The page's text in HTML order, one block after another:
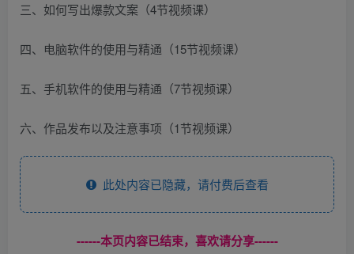
三、如何写出爆款文案（4节视频课）
四、电脑软件的使用与精通（15节视频课）
五、手机软件的使用与精通（7节视频课）
六、作品发布以及注意事项（1节视频课）
此处内容已隐藏，请付费后查看
------本页内容已结束，喜欢请分享------